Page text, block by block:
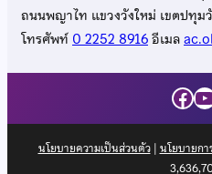
ถนนพญาไท แขวงวังใหม่ เขตปทุม
โทรศัพท์0 2252 8916อีเมล
นโยบายความเป็นส่วนตัว| นโยบายก